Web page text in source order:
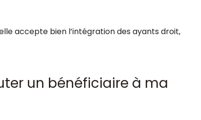
accepte bien l’intégration des ayants droit,
un bénéficiaire à ma